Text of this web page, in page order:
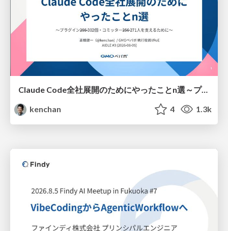
Claude Code全社展開のためにやったことn選～プラグイン302個・コミッター271人を支えるために～
kenchan
4 1.3k